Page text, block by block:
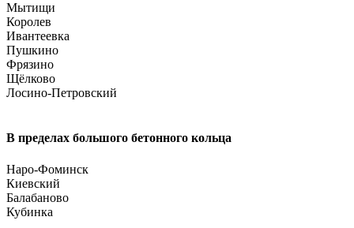
Мытищи
Королев
Ивантеевка
Пушкино
Фрязино
Щёлково
Лосино-Петровский
В пределах большого бетонного кольца
Наро-Фоминск
Киевский
Балабаново
Кубинка